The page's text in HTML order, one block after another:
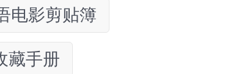
电影剪贴簿
藏手册